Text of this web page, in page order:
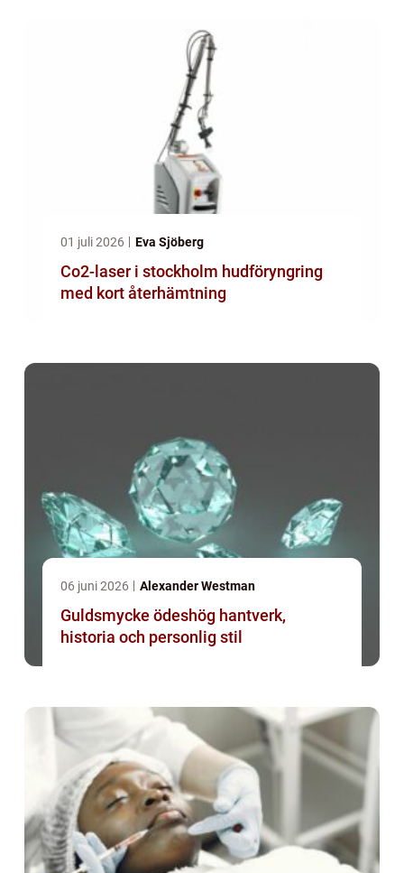
01 juli 2026 Eva Sjöberg
Co2-laser i stockholm hudföryngring
med kort återhämtning
06 juni 2026 Alexander Westman
Guldsmycke ödeshög hantverk,
historia och personlig stil